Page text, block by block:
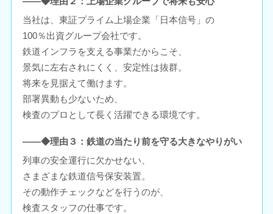
当社は、東証プライム上場企業「日本信号」の
100％出資グループ会社です。
鉄道インフラを支える事業だからこそ、
景気に左右されにくく、安定性は抜群。
将来を見据えて働けます。
部署異動も少ないため、
検査のプロとして長く活躍できる環境です。
――◆理由３：鉄道の当たり前を守る大きなやりがい
列車の安全運行に欠かせない、
さまざまな鉄道信号保安装置。
その動作チェックなどを行うのが、
検査スタッフの仕事です。